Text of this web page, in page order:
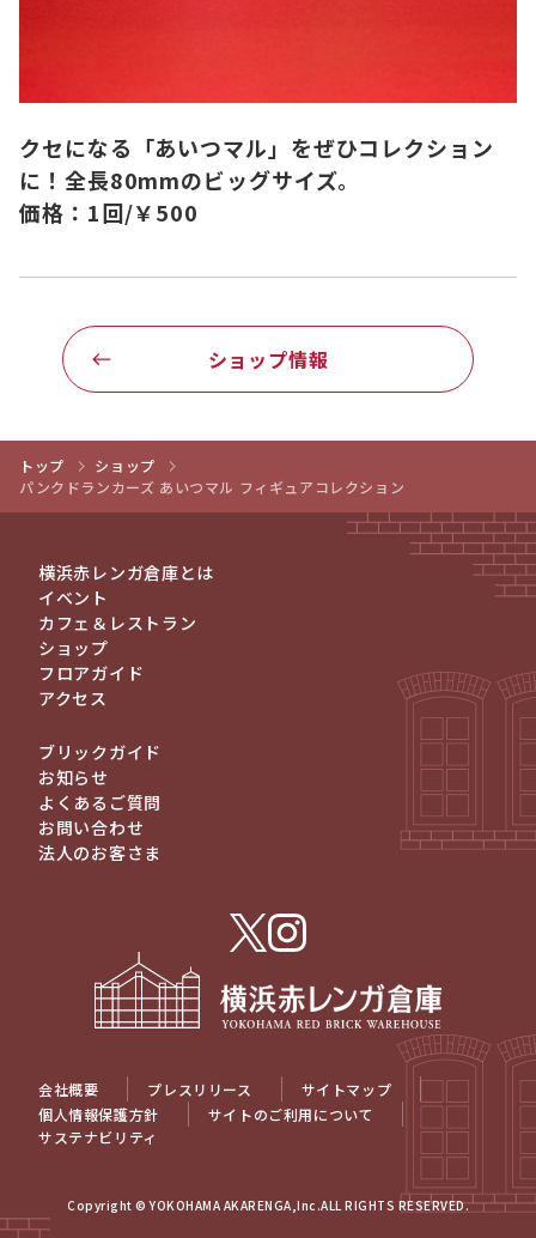
クセになる「あいつマル」をぜひコレクション
に！全長80mmのビッグサイズ。
価格：1回/￥500
ショップ情報
トップ
ショップ
パンクドランカーズ あいつマル フィギュアコレクション
横浜赤レンガ倉庫とは
イベント
カフェ＆レストラン
ショップ
フロアガイド
アクセス
ブリックガイド
お知らせ
よくあるご質問
お問い合わせ
法人のお客さま
会社概要 プレスリリース
サイトマップ
個人情報保護方針
サイトのご利用について
サステナビリティ
Copyright © YOKOHAMA AKARENGA,Inc.ALL RIGHTS RESERVED.